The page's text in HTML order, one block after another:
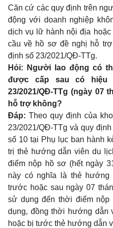
Căn cứ các quy định trên
động với doanh nghiệp
dịch vụ lữ hành nội địa
cầu về hồ sơ đề nghị hỗ
định số 23/2021/QĐ-TTg.
Hỏi: Người lao động có
được cấp sau có hiệu
23/2021/QĐ-TTg (ngày 07
hỗ trợ không?
Đáp: Theo quy định của
23/2021/QĐ-TTg và quy
số 10 tại Phụ lục ban hành
trị thẻ hướng dẫn viên du
điểm nộp hồ sơ (hết ngày
này có nghĩa là thẻ
trước hoặc sau ngày 07
sử dụng đến thời điểm
dụng, đồng thời hướng dẫn
hoặc bị tước thẻ hướng dẫn